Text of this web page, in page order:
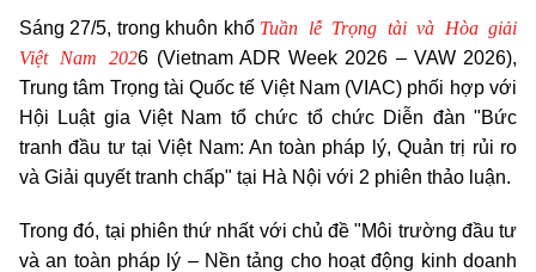
Sáng 27/5, trong khuôn khổ Tuần lễ Trọng tài và Hòa giải
Việt Nam 2026 (Vietnam ADR Week 2026 – VAW 2026),
Trung tâm Trọng tài Quốc tế Việt Nam (VIAC) phối hợp với
Hội Luật gia Việt Nam tổ chức tổ chức Diễn đàn "Bức
tranh đầu tư tại Việt Nam: An toàn pháp lý, Quản trị rủi ro
và Giải quyết tranh chấp" tại Hà Nội với 2 phiên thảo luận.
Trong đó, tại phiên thứ nhất với chủ đề "Môi trường đầu tư
và an toàn pháp lý – Nền tảng cho hoạt động kinh doanh